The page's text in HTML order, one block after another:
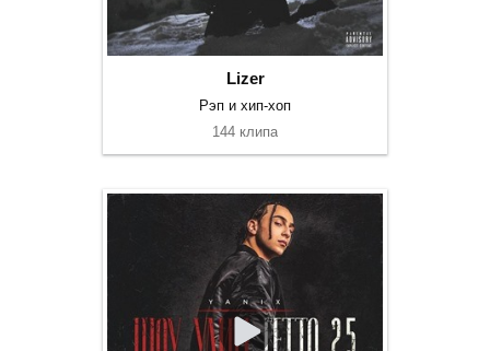
Lizer
Рэп и хип-хоп
144 клипа